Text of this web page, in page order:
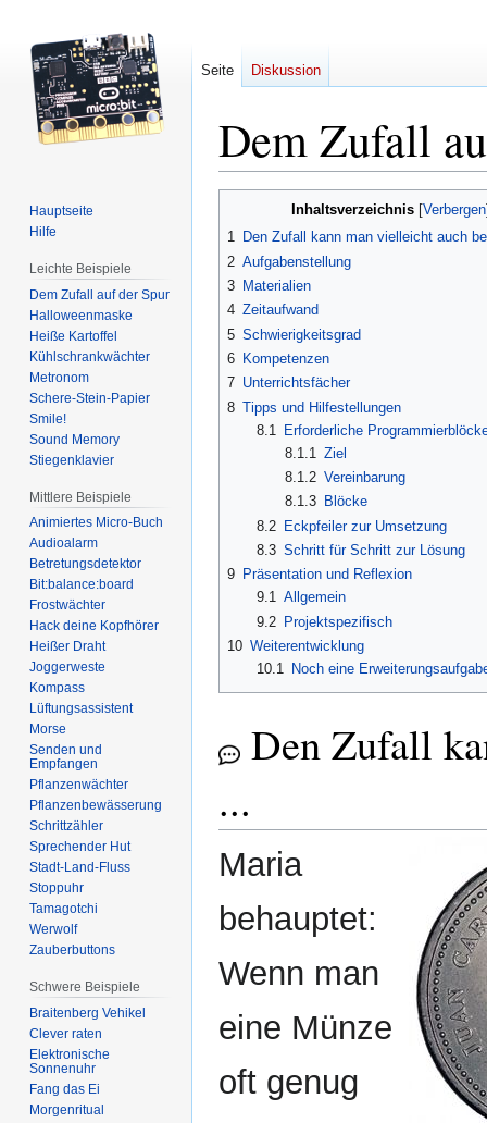
Dem Zufall
Inhaltsverzeichnis
1 Den Zufall kann man vielleicht auch
2 Aufgabenstellung
3 Materialien
4 Zeitaufwand
5 Schwierigkeitsgrad
6 Kompetenzen
7 Unterrichtsfächer
8 Tipps und Hilfestellungen
8.1
Erforderliche
8.1.1
Ziel
8.1.2 Vereinbarung
8.1.3 Blöcke
8.2 Eckpfeiler zur Umsetzung
8.3 Schritt für Schritt zur Lösung
9 Präsentation und Reflexion
9.1 Allgemein
9.2 Projektspezifisch
10 Weiterentwicklung
10.1
Noch eine
Den Zufall
...
Maria
behauptet:
Wenn man
eine Münze
oft genug
Seite Diskussion
Hauptseite
Hilfe
Leichte Beispiele
Dem Zufall auf der Spur
Halloweenmaske
Heiße Kartoffel
Kühlschrankwächter
Metronom
Schere-Stein-Papier
Smile!
Sound Memory
Stiegenklavier
Mittlere Beispiele
Animiertes Micro-Buch
Audioalarm
Betretungsdetektor
Bit:balance:board
Frostwächter
Hack deine Kopfhörer
Heißer Draht
Joggerweste
Kompass
Lüftungsassistent
Morse
Senden und
Empfangen
Pflanzenwächter
Pflanzenbewässerung
Schrittzähler
Sprechender Hut
Stadt-Land-Fluss
Stoppuhr
Tamagotchi
Werwolf
Zauberbuttons
Schwere Beispiele
Braitenberg Vehikel
Clever raten
Elektronische
Sonnenuhr
Fang das Ei
Morgenritual